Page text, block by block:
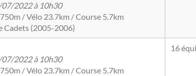
2022 à 10h30
/ Vélo 23.7km / Course 5.7km
Cadets (2005-2006)
2022 à 10h30
/ Vélo 23.7km / Course 5.7km
16